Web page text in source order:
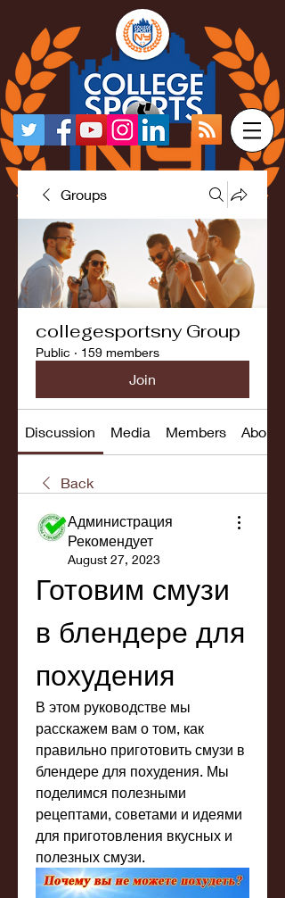
Groups
collegesportsny Group
Public · 159 members
Join
Discussion Media Members About
Back
Администрация
Рекомендует
August 27, 2023
Готовим смузи
в блендере для
похудения
В этом руководстве мы
расскажем вам о том, как
правильно приготовить смузи в
блендере для похудения. Мы
поделимся полезными
рецептами, советами и идеями
для приготовления вкусных и
полезных смузи.